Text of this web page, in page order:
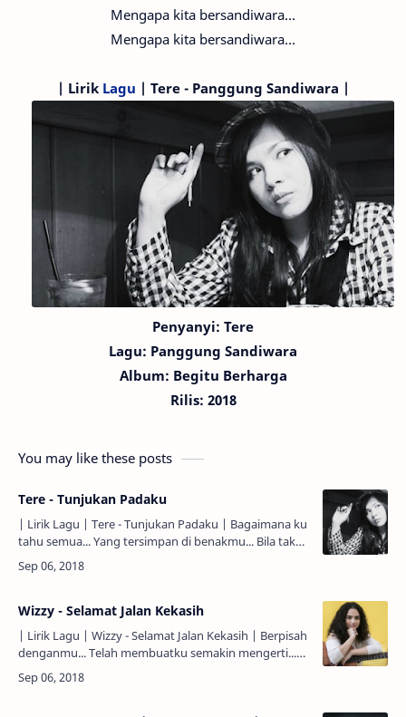
Mengapa kita bersandiwara...
Mengapa kita bersandiwara...
| Lirik Lagu | Tere - Panggung Sandiwara |
Penyanyi: Tere
Lagu: Panggung Sandiwara
Album: Begitu Berharga
Rilis: 2018
You may like these posts
Tere - Tunjukan Padaku
| Lirik Lagu | Tere - Tunjukan Padaku | Bagaimana ku
tahu semua... Yang tersimpan di benakmu... Bila tak
pernah ku temukan jawabnya... Lewat kata dan
bahasa t…
Wizzy - Selamat Jalan Kekasih
| Lirik Lagu | Wizzy - Selamat Jalan Kekasih | Berpisah
denganmu... Telah membuatku semakin mengerti...
Betapa indah saat bersama... Yang masih selalu 'ku
ken…